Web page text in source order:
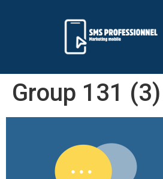
Group 131 (3)